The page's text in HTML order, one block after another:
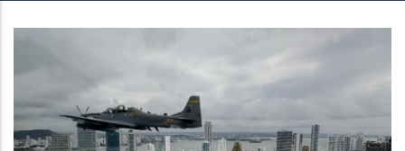
A
NAVEGACIÓN